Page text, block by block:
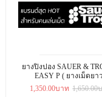
ยางปิงปอง SAUER &
EASY P ( ยางเม็ดยา
1,350.00บาท 1,650.00